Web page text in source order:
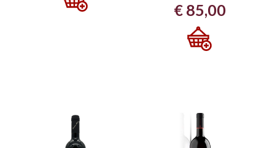
€85,00